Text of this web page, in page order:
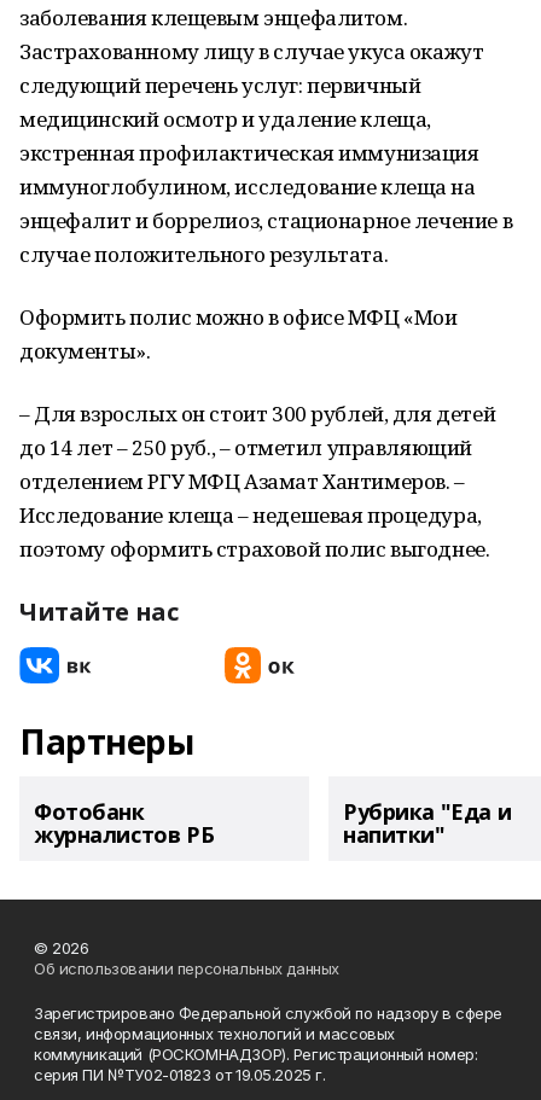
заболевания клещевым энцефалитом.
Застрахованному лицу в случае укуса окажут
следующий перечень услуг: первичный
медицинский осмотр и удаление клеща,
экстренная профилактическая иммунизация
иммуноглобулином, исследование клеща на
энцефалит и боррелиоз, стационарное лечение в
случае положительного результата.
Оформить полис можно в офисе МФЦ «Мои
документы».
– Для взрослых он стоит 300 рублей, для детей
до 14 лет – 250 руб., – отметил управляющий
отделением РГУ МФЦ Азамат Хантимеров. –
Исследование клеща – недешевая процедура,
поэтому оформить страховой полис выгоднее.
Читайте нас
Партнеры
Фотобанк
журналистов РБ
Рубрика "Еда и
напитки"
© 2026
Об использовании персональных данных
Зарегистрировано Федеральной службой по надзору в сфере
связи, информационных технологий и массовых
коммуникаций (РОСКОМНАДЗОР). Регистрационный номер:
серия ПИ №ТУ02-01823 от 19.05.2025 г.